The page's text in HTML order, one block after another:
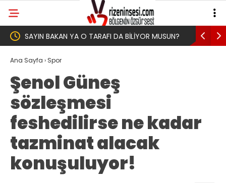
Yeni Parti İktidar Yolculuğuna Erdoğan’ın
Memleketi Rize’den Başladı
Genel
Ana Sayfa › Spor
Şenol Güneş
sözleşmesi
feshedilirse ne kadar
tazminat alacak
konuşuluyor!